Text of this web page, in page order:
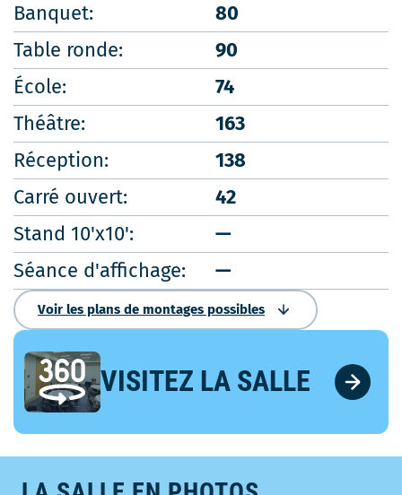
Banquet:
80
Table ronde:
90
École:
74
Théâtre:
163
Réception:
138
Carré ouvert:
42
Stand 10'x10':
—
Séance d'affichage:
—
Voir les plans de montages possibles
VISITEZ LA SALLE